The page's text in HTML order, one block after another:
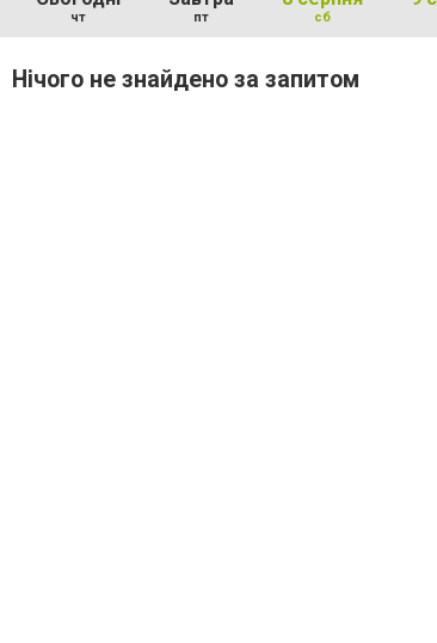
чт пт сб
Нічого не знайдено за запитом